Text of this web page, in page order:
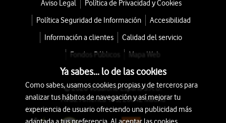
Aviso Legal
Política de Privacidad y Cookies
Política Seguridad de Información
Accesibilidad
Información a clientes
Calidad del servicio
Fondos Públicos
Mapa Web
© 2026 Vodafone España S.A.U.
Avda. América 115, 28042 Madrid
Ya sabes... lo de las cookies
Como sabes, usamos cookies propias y de terceros para
analizar tus hábitos de navegación y así mejorar tu
experiencia de usuario ofreciendo una publicidad más